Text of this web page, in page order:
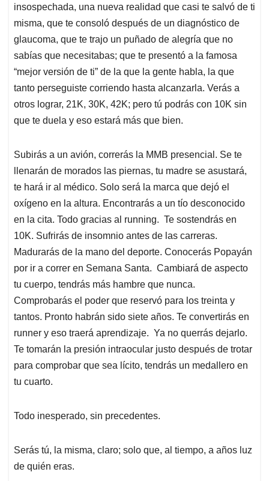
insospechada, una nueva realidad que casi te salvó de ti
misma, que te consoló después de un diagnóstico de
glaucoma, que te trajo un puñado de alegría que no
sabías que necesitabas; que te presentó a la famosa
“mejor versión de ti” de la que la gente habla, la que
tanto perseguiste corriendo hasta alcanzarla. Verás a
otros lograr, 21K, 30K, 42K; pero tú podrás con 10K sin
que te duela y eso estará más que bien.
Subirás a un avión, correrás la MMB presencial. Se te
llenarán de morados las piernas, tu madre se asustará,
te hará ir al médico. Solo será la marca que dejó el
oxígeno en la altura. Encontrarás a un tío desconocido
en la cita. Todo gracias al running. Te sostendrás en
10K. Sufrirás de insomnio antes de las carreras.
Madurarás de la mano del deporte. Conocerás Popayán
por ir a correr en Semana Santa. Cambiará de aspecto
tu cuerpo, tendrás más hambre que nunca.
Comprobarás el poder que reservó para los treinta y
tantos. Pronto habrán sido siete años. Te convertirás en
runner y eso traerá aprendizaje. Ya no querrás dejarlo.
Te tomarán la presión intraocular justo después de trotar
para comprobar que sea lícito, tendrás un medallero en
tu cuarto.
Todo inesperado, sin precedentes.
Serás tú, la misma, claro; solo que, al tiempo, a años luz
de quién eras.